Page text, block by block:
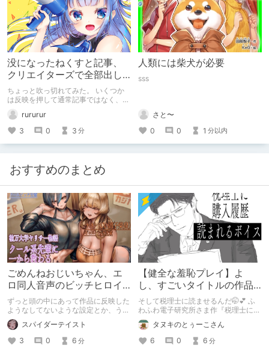
没になったねくすと記事、
クリエイターズで全部出し
てみます。
ちょっと吹っ切れてみた。 いくつか
は反映を押して通常記事ではなく、ク
リエイター記事として出してみようか
なと。rururur
3
0 3 分
人類には柴犬が必要
sss
さと〜
0
0 1 分以内
おすすめのまとめ
ごめんねおじいちゃん、エ
ロ同人音声のビッチヒロイ
ンに名前使って～過去作品
コンセプトを思い出そう～
ずっと頭の中にあって作品に反映した
ようなしてないような設定とか、うち
のヒロイン達の名づけの法則とかを頭
の中の映●研の金●さんに「そこにあ
っちゃいけねえんだよ」といわれたの
でとりあえず垂れ流します。
スパイダーテイスト
3
0 6 分
【健全な羞恥プレイ】よ
し、すごいタイトルの作品
をまた買おう。【湧き上が
る不健全な気持ち】
そして税理士に読ませるんだ🤭💕 ふ
わふわ電子研究所さま作『税理士に購
入履歴読まれるボイス』の感想レビュ
ーです！タヌキのとぅーこさん
6
0 6 分